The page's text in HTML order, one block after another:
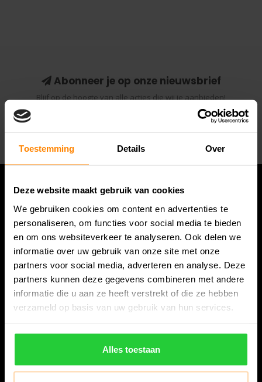
Toestemming Details Over
Deze website maakt gebruik van cookies
We gebruiken cookies om content en advertenties te
personaliseren, om functies voor social media te bieden
en om ons websiteverkeer te analyseren. Ook delen we
informatie over uw gebruik van onze site met onze
partners voor social media, adverteren en analyse. Deze
partners kunnen deze gegevens combineren met andere
informatie die u aan ze heeft verstrekt of die ze hebben
verzameld op basis van uw gebruik van hun services.
Alles toestaan
Abonneer je op onze nieuwsbrief
Blijf op de hoogte van alle acties die wij je aanbieden!
Abonneer
Bespanracket.nl is dé racketspecialist van Lelystad en
omstreken.
Snijdersstraat 6
8224 AA Lelystad
Nederland